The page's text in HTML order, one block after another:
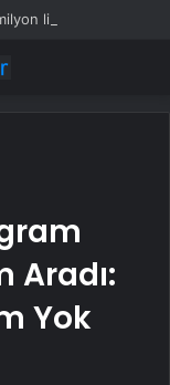
Aradı:
Yok